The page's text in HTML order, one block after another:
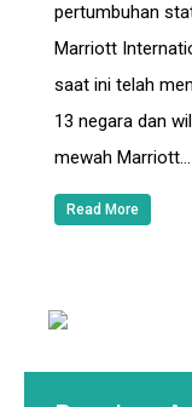
pertumbuhan
Marriott
saat ini telah
13 negara dan
mewah Marriott…
Read More